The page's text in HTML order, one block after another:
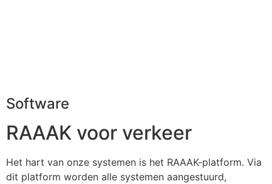
Software
RAAAK voor verkeer
Het hart van onze systemen is het RAAAK-platform. Via
dit platform worden alle systemen aangestuurd,